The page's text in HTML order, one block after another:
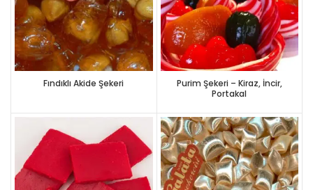
Fındıklı Akide Şekeri
Purim Şekeri – Kiraz, İncir,
Portakal